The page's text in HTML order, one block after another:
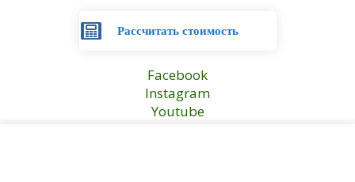
Рассчитать стоимость
Facebook
Instagram
Youtube